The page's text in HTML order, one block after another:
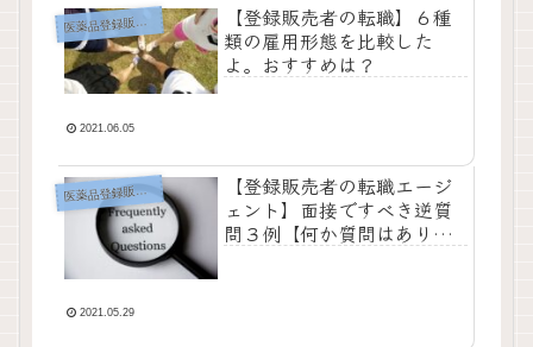
医薬品登録販売者の転職エージェント
【登録販売者の転職】６種
類の雇用形態を比較した
よ。おすすめは？
2021.06.05
医 薬品登録販売者の転職エージェント
【登録販売者の転職エージ
ェント】面接ですべき逆質
問３例【何か質問はありま
2021.05.29